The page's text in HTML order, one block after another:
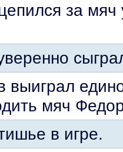
за
выиграл
мяч
в игре.